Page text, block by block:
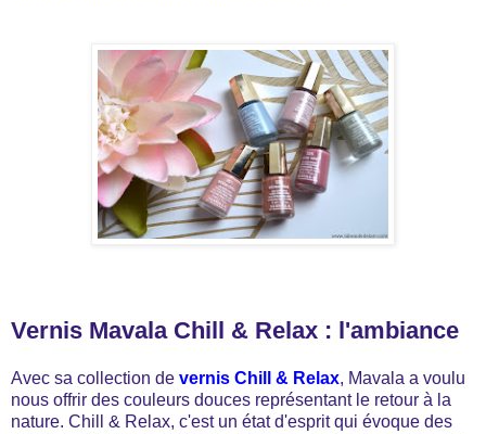
Vernis Mavala Chill & Relax : l'ambiance
Avec sa collection de vernis Chill & Relax, Mavala a voulu
nous offrir des couleurs douces représentant le retour à la
nature. Chill & Relax, c'est un état d'esprit qui évoque des